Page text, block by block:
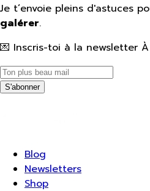
Je t’envoie pleins d'astuces
galérer.
💌 Inscris-toi à la newsletter
S'abonner
Blog
Newsletters
Shop